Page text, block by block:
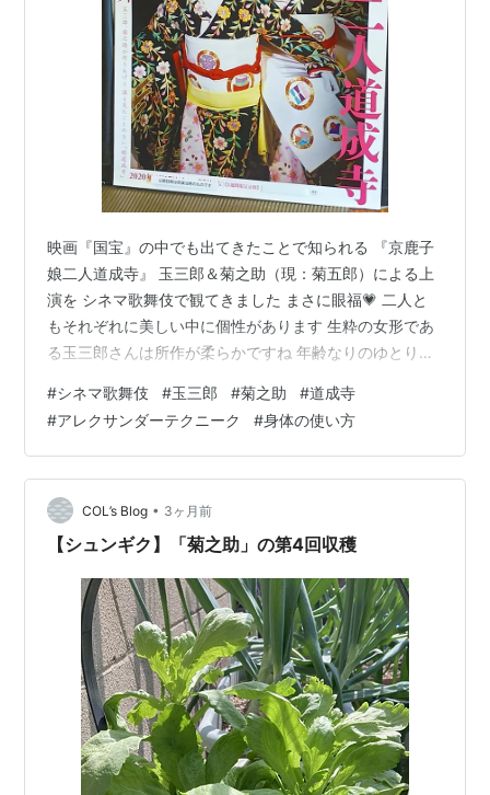
映画『国宝』の中でも出てきたことで知られる 『京鹿子
娘二人道成寺』 玉三郎＆菊之助（現：菊五郎）による上
演を シネマ歌舞伎で観てきました まさに眼福💗 二人と
もそれぞれに美しい中に個性があります 生粋の女形であ
る玉三郎さんは所作が柔らかですね 年齢なりのゆとりと
かシャープでキリッとした感じ 可愛いのに骨太な厚みを
感じました 玉三郎さんは女形としては背が高いので 高さ
を合わせるために腰を落とした いわゆる深いプリエ その
状態で演じることを常としてきたそうですが そこが全体
の使い方の良さにつながっているかなと 深いプリエの分
上体は前傾します …
#シネマ歌舞伎 #玉三郎 #菊之助 #道成寺
#アレクサンダーテクニーク #身体の使い方
COL’s Blog • 3ヶ月前
【シュンギク】「菊之助」の第4回収穫